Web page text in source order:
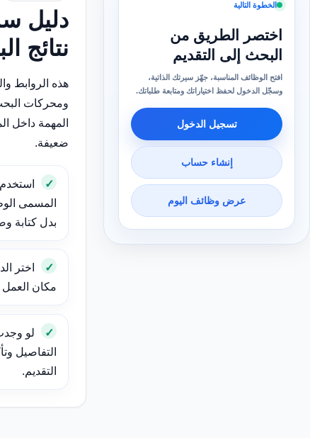
الخطوة التالية
اختصر الطريق من
البحث إلى التقديم
افتح الوظائف المناسبة، جهّز سيرتك الذاتية،
وسجّل الدخول لحفظ اختياراتك ومتابعة طلباتك.
تسجيل الدخول
إنشاء حساب
عرض وظائف اليوم
دليل
نتائج
هذه الروابط
ومحركات
المهمة داخل
ضعيفة.
المسمى
بدل كتابة
اختر
مكان
لو
التفاصيل
التقديم.